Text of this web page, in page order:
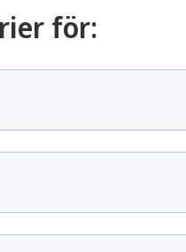
för: